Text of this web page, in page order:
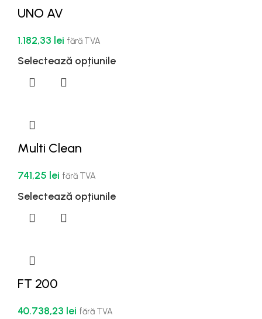
UNO AV
1.182,33 lei fără TVA
Selectează opțiunile
Multi Clean
741,25 lei fără TVA
Selectează opțiunile
FT 200
40.738,23 lei fără TVA